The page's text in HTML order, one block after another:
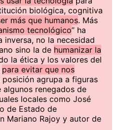
biológica, cognitiva
más que humanos. Más
tecnológico” ha
inversa, no la necesidad
sino la de humanizar la
la ética y los valores del
para evitar que nos
posición agrupa a figuras
renegados de
locales como José
de Estado de
Mariano Rajoy y autor de